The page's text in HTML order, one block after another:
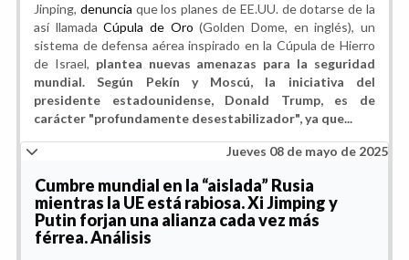
Jinping, denuncia que los planes de EE.UU. de dotarse de la
así llamadaCúpula de Oro (Golden Dome, en inglés), un
sistema de defensa aérea inspirado en la Cúpula de Hierro
de Israel, plantea nuevas amenazas para la seguridad
mundial. Según Pekín y Moscú, la iniciativa del
presidente estadounidense, Donald Trump, es de
carácter "profundamente desestabilizador", ya que...
Jueves 08 de mayo de 2025
Cumbre mundial en la “aislada” Rusia
mientras la UE está rabiosa. Xi Jimping y
Putin forjan una alianza cada vez más
férrea. Análisis